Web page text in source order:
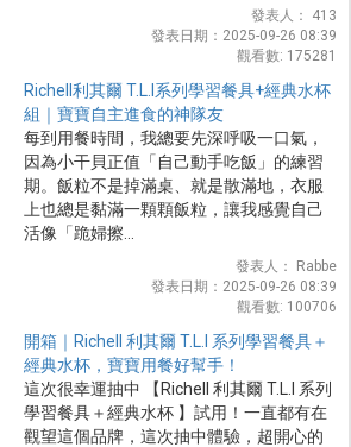
發表人： 413
發表日期：2025-09-26 08:39
觀看數: 175281
Richell利其爾 T.L.I系列學習餐具+經典水杯
組｜寶寶自主進食的神隊友
每到用餐時間，我總要先深呼吸一口氣，
因為小干貝正值「自己動手吃飯」的練習
期。飯粒不是掉滿桌、就是散滿地，衣服
上也總是黏滿一顆顆飯粒，讓我感覺自己
活像「跪婦擦...
發表人： Rabbe
發表日期：2025-09-26 08:39
觀看數: 100706
開箱｜Richell 利其爾 T.L.I 系列學習餐具＋
經典水杯，寶寶用餐好幫手！
這次很幸運抽中 【Richell 利其爾 T.L.I 系列
學習餐具＋經典水杯 】試用！一直都有在
觀望這個品牌，這次抽中體驗，超開心的